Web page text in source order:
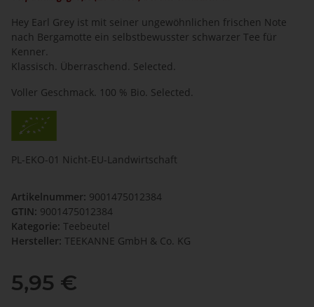
Hey Earl Grey ist mit seiner ungewöhnlichen frischen Note
nach Bergamotte ein selbstbewusster schwarzer Tee für
Kenner.
Klassisch. Überraschend. Selected.
Voller Geschmack. 100 % Bio. Selected.
PL-EKO-01 Nicht-EU-Landwirtschaft
Artikelnummer: 9001475012384
GTIN: 9001475012384
Kategorie: Teebeutel
Hersteller: TEEKANNE GmbH & Co. KG
5,95 €